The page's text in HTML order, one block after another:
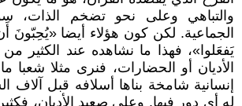
والتباهي وعلى نحو تضخم الذات،
الجماعية. لكن كون هؤلاء أيضا «يُحِبّونَ
يَفعَلوا»، فهذا ما نشاهده عند الكثير من
الأديان أو الحضارات، فنرى مثلا شعبا
إنسانية شامخة بناها أسلافه قبل آلاف
له أي دور فيها. وعلى صعيد الأديان،